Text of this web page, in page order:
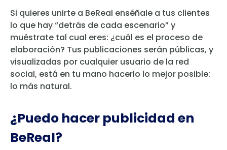
Si quieres unirte a BeReal enséñale a tus clientes
lo que hay “detrás de cada escenario” y
muéstrate tal cual eres: ¿cuál es el proceso de
elaboración? Tus publicaciones serán públicas, y
visualizadas por cualquier usuario de la red
social, está en tu mano hacerlo lo mejor posible:
lo más natural.
¿Puedo hacer publicidad en
BeReal?